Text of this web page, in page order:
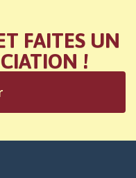
FAITES UN
!